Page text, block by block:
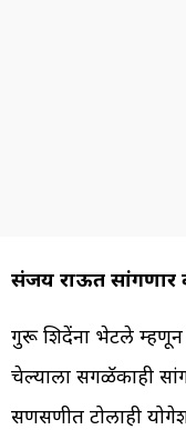
संजय राऊत सांगणार
गुरू शिदेंना भेटले
चेल्याला सगळॅकाही
सणसणीत टोलाही